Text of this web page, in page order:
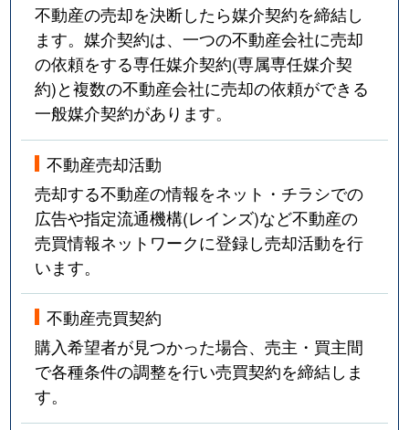
不動産の売却を決断したら媒介契約を締結し
ます。媒介契約は、一つの不動産会社に売却
の依頼をする専任媒介契約(専属専任媒介契
約)と複数の不動産会社に売却の依頼ができる
一般媒介契約があります。
不動産売却活動
売却する不動産の情報をネット・チラシでの
広告や指定流通機構(レインズ)など不動産の
売買情報ネットワークに登録し売却活動を行
います。
不動産売買契約
購入希望者が見つかった場合、売主・買主間
で各種条件の調整を行い売買契約を締結しま
す。